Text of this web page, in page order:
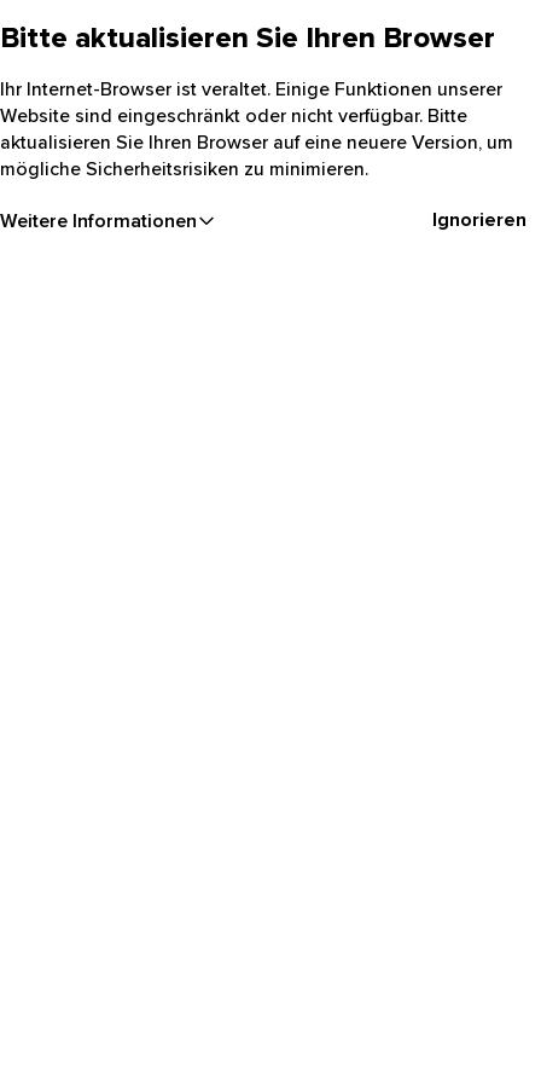
Bitte aktualisieren Sie Ihren Browser
Ihr Internet-Browser ist veraltet. Einige Funktionen unserer
Website sind eingeschränkt oder nicht verfügbar. Bitte
aktualisieren Sie Ihren Browser auf eine neuere Version, um
mögliche Sicherheitsrisiken zu minimieren.
Weitere Informationen Ignorieren